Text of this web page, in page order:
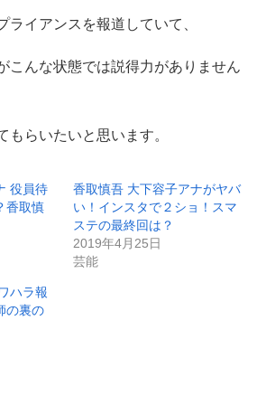
ライアンスを報道していて、
こんな状態では説得力がありません
もらいたいと思います。
役員待
香取慎
香取慎吾 大下容子アナがヤバ
い！インスタで２ショ！スマ
ステの最終回は？
2019年4月25日
芸能
ハラ報
の裏の